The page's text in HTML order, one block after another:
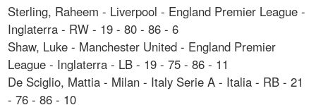
Sterling, Raheem - Liverpool - England Premier League -
Inglaterra - RW - 19 - 80 - 86 - 6
Shaw, Luke - Manchester United - England Premier
League - Inglaterra - LB - 19 - 75 - 86 - 11
De Sciglio, Mattia - Milan - Italy Serie A - Italia - RB - 21
- 76 - 86 - 10